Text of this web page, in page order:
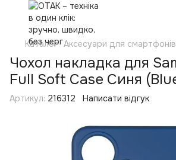
Каталог Аксесуари для смартфонів
Чохол накладка для
Full Soft Case Синя
Артикул: 216312 Написати відгук